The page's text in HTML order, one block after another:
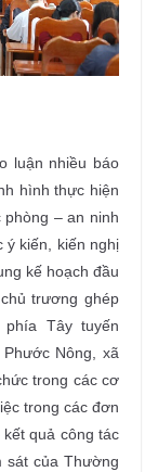
luận nhiều báo
hình thực hiện
– an ninh
ý kiến, kiến nghị
kế hoạch đầu
trương ghép
Tây tuyến
Nông, xã
trong các cơ
trong các đơn
quả công tác
sát của Thường